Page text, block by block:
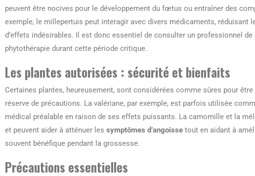
peuvent être nocives pour le développement du fœtus ou entraîner des
exemple, le millepertuis peut interagir avec divers médicaments, réduisant
d’effets indésirables. Il est donc essentiel de consulter un professionnel
phytothérapie durant cette période critique.
Les plantes autorisées : sécurité et bienfaits
Certaines plantes, heureusement, sont considérées comme sûres pour
réserve de précautions. La valériane, par exemple, est parfois utilisée
médical préalable en raison de ses effets puissants. La camomille et la
et peuvent aider à atténuer les symptômes d’angoisse tout en aidant à
souvent bénéfique pendant la grossesse.
Précautions essentielles